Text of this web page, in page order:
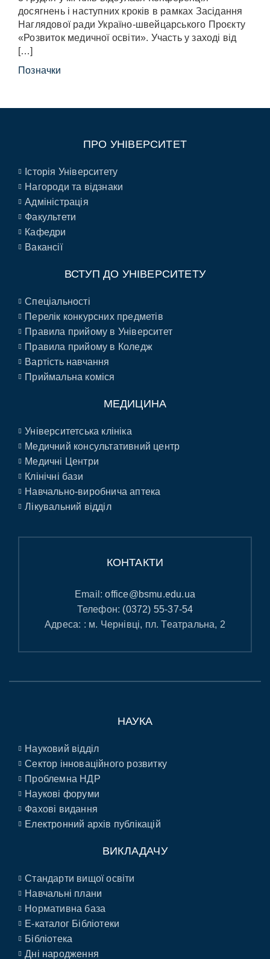
досягнень і наступних кроків в рамках Засідання
Наглядової ради Україно-швейцарського Проєкту
«Розвиток медичної освіти». Участь у заході від
[…]
Позначки
ПРО УНІВЕРСИТЕТ
Історія Університету
Нагороди та відзнаки
Адміністрація
Факультети
Кафедри
Вакансії
ВСТУП ДО УНІВЕРСИТЕТУ
Спеціальності
Перелік конкурсних предметів
Правила прийому в Університет
Правила прийому в Коледж
Вартість навчання
Приймальна коміся
МЕДИЦИНА
Університетська клініка
Медичний консультативний центр
Медичні Центри
Клінічні бази
Навчально-виробнича аптека
Лікувальний відділ
КОНТАКТИ
Email:office@bsmu.edu.ua
Телефон: (0372) 55-37-54
Адреса: : м. Чернівці, пл. Театральна, 2
НАУКА
Науковий відділ
Сектор інноваційного розвитку
Проблемна НДР
Наукові форуми
Фахові видання
Електронний архів публікацій
ВИКЛАДАЧУ
Стандарти вищої освіти
Навчальні плани
Нормативна база
E-каталог Бібліотеки
Бібліотека
Дні народження